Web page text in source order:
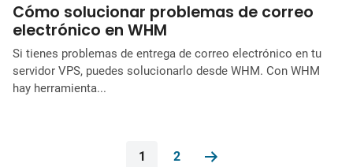
Cómo solucionar problemas de correo
electrónico en WHM
Si tienes problemas de entrega de correo electrónico en tu
servidor VPS, puedes solucionarlo desde WHM. Con WHM
hay herramienta...
1 2